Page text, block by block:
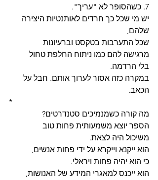
7. כשהסופר לא "עריך".
יש מי שכל כך חרדים לאותנטיות היצירה
שלהם,
שכל התערבות בטקסט וברעיונות
מרגישה להם כמו ניתוח החלפת טחול
בלי הרדמה.
במקרה כזה אסור לערוך אותם. חבל על
הכאב.
*
מה קורה כשמנמיכים סטנדרטים?
הספר יוצא משמעותית פחות טוב
משיכול היה לצאת.
הוא ייקנא וייקרא על ידי פחות אנשים,
כי הוא יהיה פחות ויראלי.
הוא ייכנס למאגרי המידע של האנושות,